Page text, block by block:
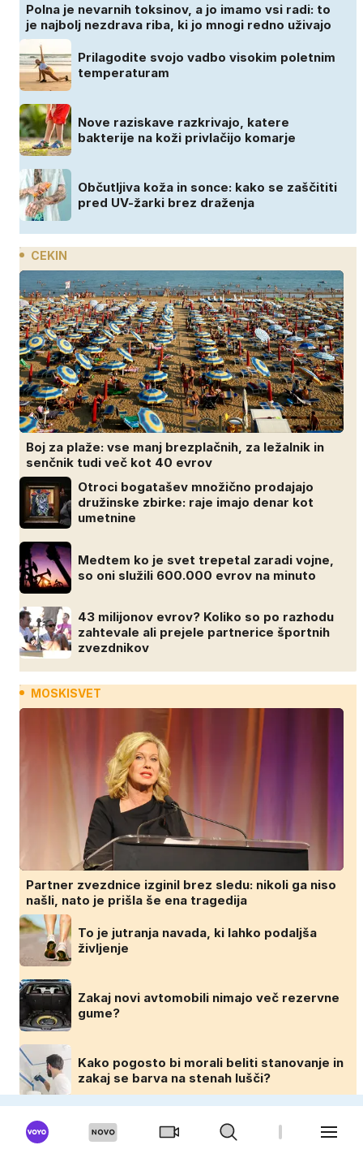
Polna je nevarnih toksinov, a jo imamo vsi radi: to
je najbolj nezdrava riba, ki jo mnogi redno uživajo
Prilagodite svojo vadbo visokim poletnim
temperaturam
Nove raziskave razkrivajo, katere
bakterije na koži privlačijo komarje
Občutljiva koža in sonce: kako se zaščititi
pred UV-žarki brez draženja
CEKIN
Boj za plaže: vse manj brezplačnih, za ležalnik in
senčnik tudi več kot 40 evrov
Otroci bogatašev množično prodajajo
družinske zbirke: raje imajo denar kot
umetnine
Medtem ko je svet trepetal zaradi vojne,
so oni služili 600.000 evrov na minuto
43 milijonov evrov? Koliko so po razhodu
zahtevale ali prejele partnerice športnih
zvezdnikov
MOSKISVET
Partner zvezdnice izginil brez sledu: nikoli ga niso
našli, nato je prišla še ena tragedija
To je jutranja navada, ki lahko podaljša
življenje
Zakaj novi avtomobili nimajo več rezervne
gume?
Kako pogosto bi morali beliti stanovanje in
zakaj se barva na stenah lušči?
DOMINVRT